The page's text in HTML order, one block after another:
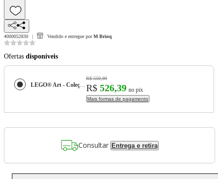
4000052830 Vendido e entregue por M Brinq
Ofertas disponíveis
LEGO® Art - Coleção Fauna - Tigre
R$ 559,99
R$ 526,39 no pix
Mais formas de pagamento
Consultar Entrega e retira